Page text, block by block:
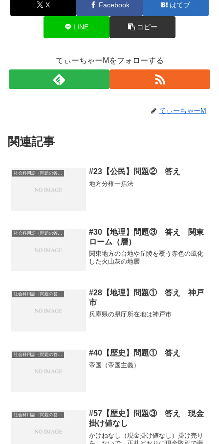
X Facebook はてブ
LINE コピー
てぃーちゃーMをフォローする
てぃーちゃーM
関連記事
#23【公民】問題② 答え
地方分権一括法
社会科用語（問題の答え）
#30【地理】問題③ 答え 関東
ローム（層）
関東地方の台地や丘陵を覆う赤色の風化
した火山灰の地層
#28【地理】問題① 答え 神戸
市
兵庫県の県庁所在地は神戸市
#40【歴史】問題① 答え
帝国（帝国主義）
社会科用語（問題の答え）
#57【歴史】問題③ 答え 現金
掛け値なし
かけねなし（現金掛け値なし）掛け売り